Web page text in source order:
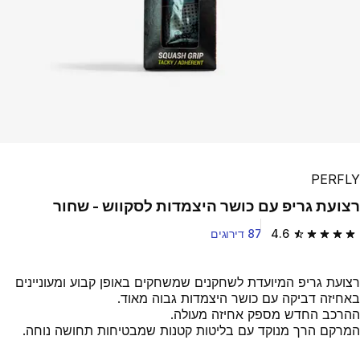
PERFLY
רצועת גריפ עם כושר היצמדות לסקווש - שחור
4.6 4.6 out of 5 stars from 87 reviews 87 דירוגים
רצועת גריפ המיועדת לשחקנים שמשחקים באופן קבוע ומעוניינים
באחיזה דביקה עם כושר היצמדות גבוה מאוד.
ההרכב החדש מספק אחיזה מעולה.
המרקם הרך מנוקד עם בליטות קטנות שמבטיחות תחושה נוחה.